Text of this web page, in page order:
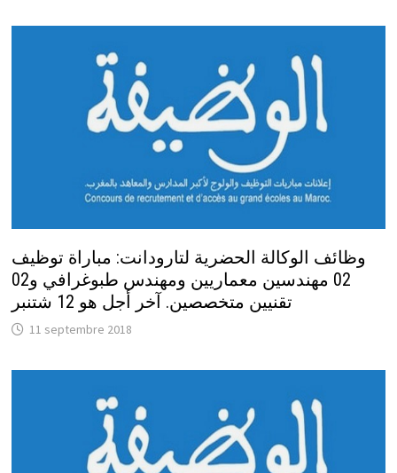
وظائف الوكالة الحضرية لتارودانت: مباراة توظيف
02 مهندسين معماريين ومهندس طبوغرافي و02
تقنيين متخصصين. آخر أجل هو 12 شتنبر
11 septembre 2018